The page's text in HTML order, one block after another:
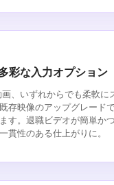
彩な入力オプション
、いずれからでも柔軟に
存映像のアップグレード
す。退職ビデオが簡単か
一貫性のある仕上がりに。